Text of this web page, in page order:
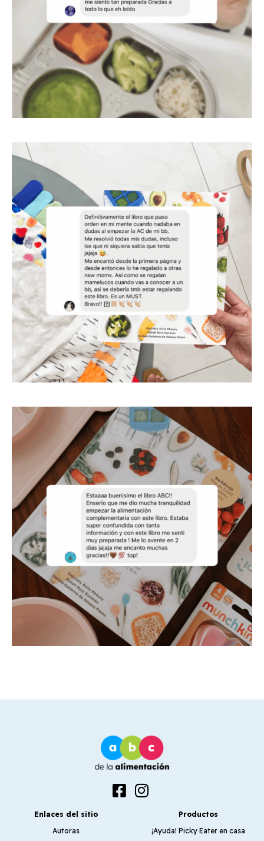
Enlaces del sitio
Autoras
Productos
¡Ayuda! Picky Eater en casa